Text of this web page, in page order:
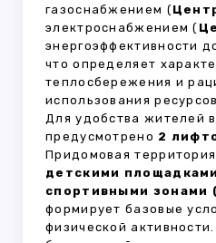
газоснабжением (
электроснабжением (
энергоэффективности
что определяет
теплосбережения и
использования
Для удобства жителей
предусмотрено 2
Придомовая
детскими
спортивными зонами
формирует базовые
физической